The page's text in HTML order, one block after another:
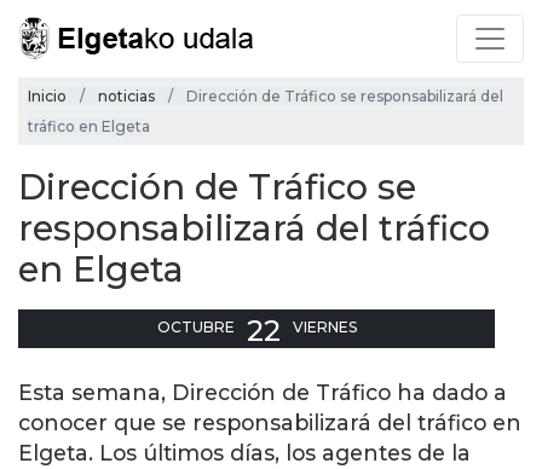
Inicio noticias
Dirección de Tráfico se responsabilizará del
tráfico en Elgeta
Dirección de Tráfico se
responsabilizará del tráfico
en Elgeta
OCTUBRE 22 VIERNES
Esta semana, Dirección de Tráfico ha dado a
conocer que se responsabilizará del tráfico en
Elgeta. Los últimos días, los agentes de la